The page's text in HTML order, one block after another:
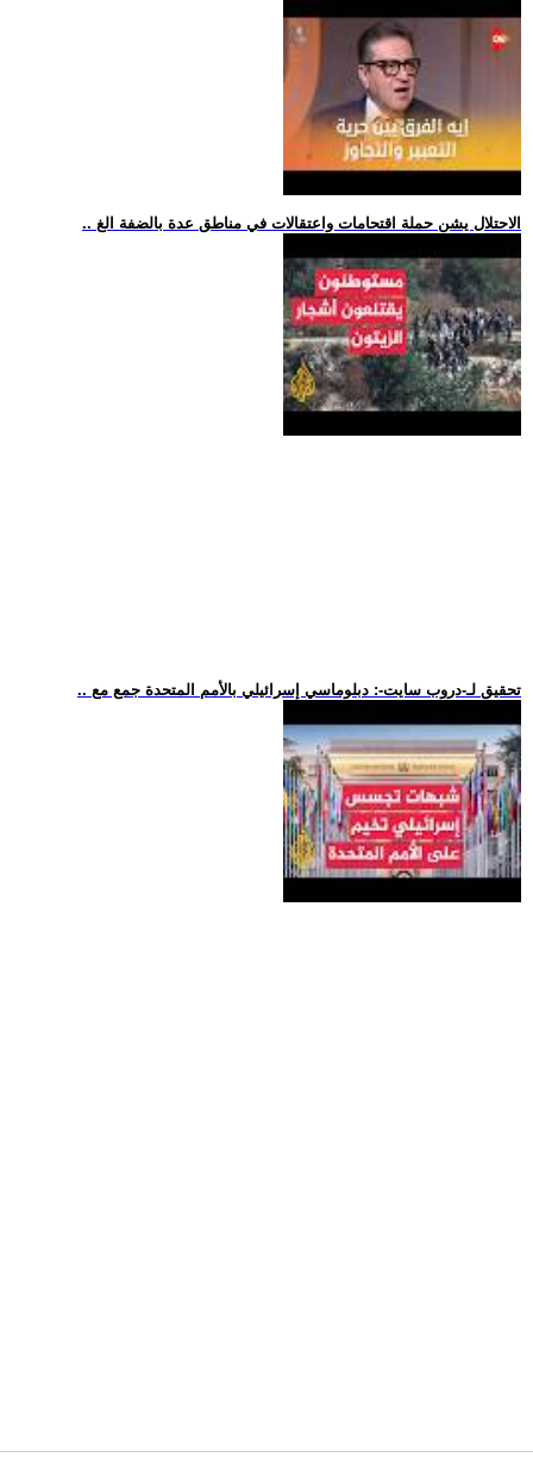
.. الاحتلال يشن حملة اقتحامات واعتقالات في مناطق عدة بالضفة الغ
.. تحقيق لـ-دروب سايت-: دبلوماسي إسرائيلي بالأمم المتحدة جمع مع